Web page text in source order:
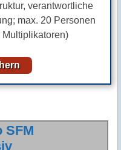
verantwortliche
max. 20 Personen
SFM